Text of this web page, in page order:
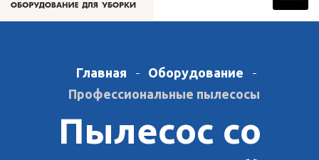
Главная
Оборудование
Профессиональные пылесосы
Пылесос со